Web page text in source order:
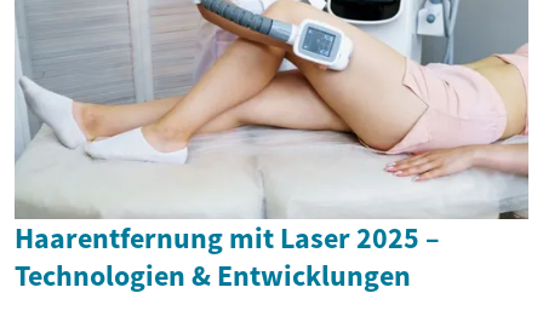
Haarentfernung mit Laser 2025 –
Technologien & Entwicklungen